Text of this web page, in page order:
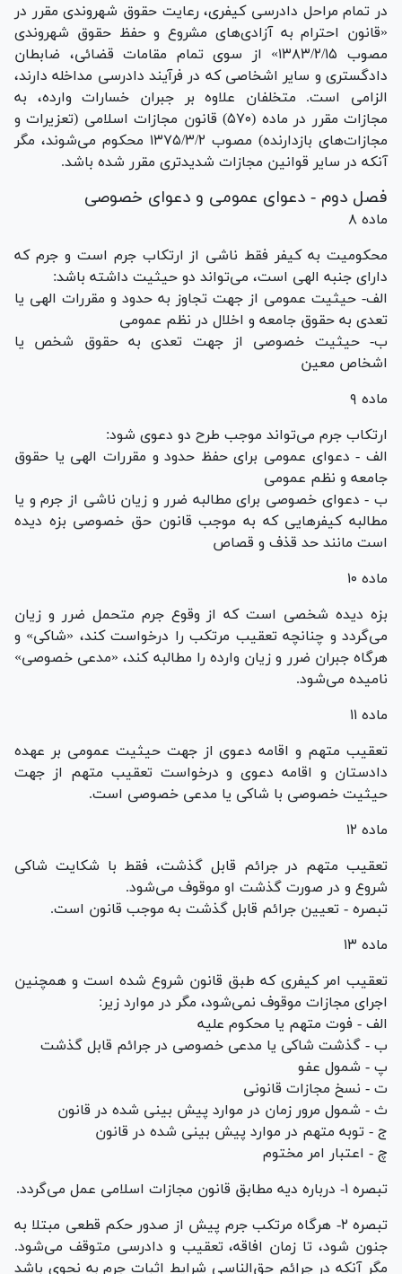
در تمام مراحل دادرسی کیفری، رعایت حقوق شهروندی مقرر در
«قانون احترام به آزادی‌های مشروع و حفظ حقوق شهروندی
مصوب ۱۳۸۳/۲/۱۵» از سوی تمام مقامات قضائی، ضابطان
دادگستری و سایر اشخاصی که در فرآیند دادرسی مداخله دارند،
الزامی است. متخلفان علاوه بر جبران خسارات وارده، به
مجازات مقرر در ماده (۵۷۰) قانون مجازات اسلامی (تعزیرات و
مجازات‌های بازدارنده) مصوب ۱۳۷۵/۳/۲ محکوم می‌شوند، مگر
آنکه در سایر قوانین مجازات شدیدتری مقرر شده باشد.
فصل دوم - دعوای عمومی و دعوای خصوصی
ماده ۸
محکومیت به کیفر فقط ناشی از ارتکاب جرم است و جرم که
دارای جنبه الهی است، می‌تواند دو حیثیت داشته باشد:
الف- حیثیت عمومی از جهت تجاوز به حدود و مقررات الهی یا
تعدی به حقوق جامعه و اخلال در نظم عمومی
ب- حیثیت خصوصی از جهت تعدی به حقوق شخص یا
اشخاص معین
ماده ۹
ارتکاب جرم می‌تواند موجب طرح دو دعوی شود:
الف - دعوای عمومی برای حفظ حدود و مقررات الهی یا حقوق
جامعه و نظم عمومی
ب - دعوای خصوصی برای مطالبه ضرر و زیان ناشی از جرم و یا
مطالبه کیفر‌هایی که به موجب قانون حق خصوصی بزه دیده
است مانند حد قذف و قصاص
ماده ۱۰
بزه دیده شخصی است که از وقوع جرم متحمل ضرر و زیان
می‌گردد و چنانچه تعقیب مرتکب را درخواست کند، «شاکی» و
هرگاه جبران ضرر و زیان وارده را مطالبه کند، «مدعی خصوصی»
نامیده می‌شود.
ماده ۱۱
تعقیب متهم و اقامه دعوی از جهت حیثیت عمومی بر عهده
دادستان و اقامه دعوی و درخواست تعقیب متهم از جهت
حیثیت خصوصی با شاکی یا مدعی خصوصی است.
ماده ۱۲
تعقیب متهم در جرائم قابل گذشت، فقط با شکایت شاکی
شروع و در صورت گذشت او موقوف می‌شود.
تبصره - تعیین جرائم قابل گذشت به موجب قانون است.
ماده ۱۳
تعقیب امر کیفری که طبق قانون شروع شده است و همچنین
اجرای مجازات موقوف نمی‌شود، مگر در موارد زیر:
الف - فوت متهم یا محکوم علیه
ب - گذشت شاکی یا مدعی خصوصی در جرائم قابل گذشت
پ - شمول عفو
ت - نسخ مجازات قانونی
ث - شمول مرور زمان در موارد پیش بینی شده در قانون
ج - توبه متهم در موارد پیش بینی شده در قانون
چ - اعتبار امر مختوم
تبصره ۱- درباره دیه مطابق قانون مجازات اسلامی عمل می‌گردد.
تبصره ۲- هرگاه مرتکب جرم پیش از صدور حکم قطعی مبتلا به
جنون شود، تا زمان افاقه، تعقیب و دادرسی متوقف می‌شود.
مگر آنکه در جرائم حق‌الناسی شرایط اثبات جرم به نحوی باشد